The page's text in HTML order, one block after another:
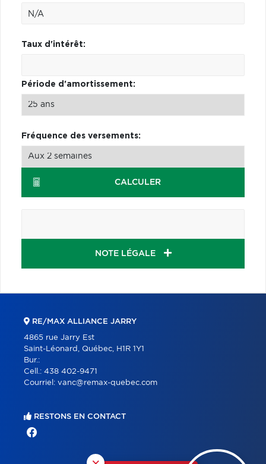
Taux d'intérêt:
Période d'amortissement:
Fréquence des versements:
CALCULER
NOTE LÉGALE
RE/MAX ALLIANCE JARRY
4865 rue Jarry Est
Saint-Léonard, Québec, H1R 1Y1
Bur.:
Cell.: 438 402-9471
Courriel: vanc@remax-quebec.com
RESTONS EN CONTACT